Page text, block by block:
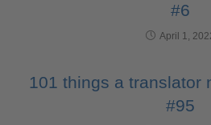
#6
April 1,
101 things a translator
#95